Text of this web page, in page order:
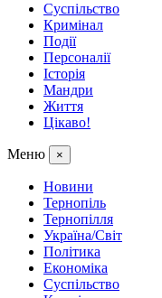
Суспільство
Кримінал
Події
Персоналії
Історія
Мандри
Життя
Цікаво!
Меню ×
Новини
Тернопіль
Тернопілля
Україна/Світ
Політика
Економіка
Суспільство